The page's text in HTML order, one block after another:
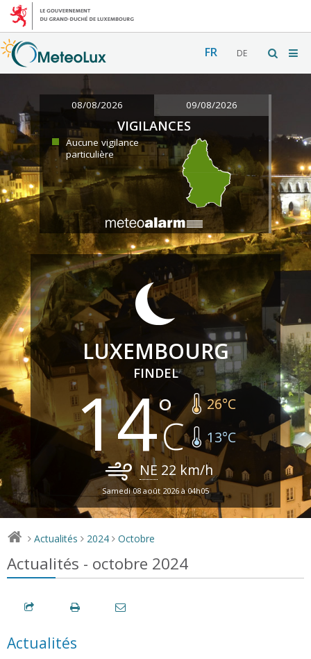
FR DE
08/08/2026 09/08/2026
VIGILANCES
Aucune vigilance
particulière
LUXEMBOURG
FINDEL
14 26°C
13°C
NE 22 km/h
Samedi 08 août 2026 à 04h05
> Actualités > 2024 > Octobre
Actualités - octobre 2024
Actualités